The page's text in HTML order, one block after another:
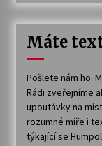
Máte
Pošlete nám ho.
Rádi zveřejníme
upoutávky na
rozumné míře i
týkající se